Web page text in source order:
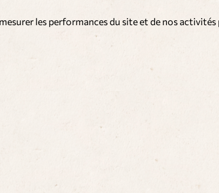
les performances du site et de nos